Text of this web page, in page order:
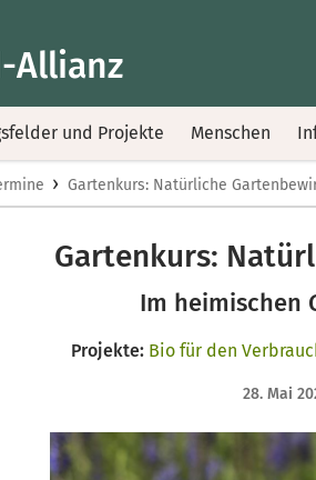
Allianz
und Projekte Menschen
› Gartenkurs: Natürliche
Gartenkurs:
Im heimischen
Projekte: Bio für den
28. Mai